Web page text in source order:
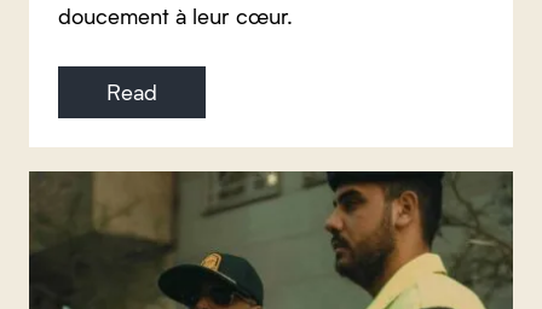
doucement à leur cœur.
Read